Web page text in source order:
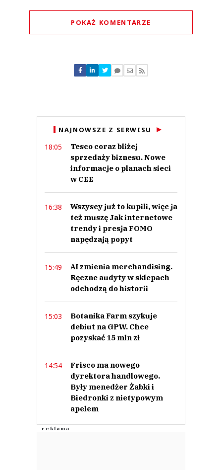
POKAŻ KOMENTARZE
Nie znaleziono komentarzy
Zostaw swoje komentarze
NAJNOWSZE Z SERWISU
18:05
Tesco coraz bliżej
sprzedaży biznesu. Nowe
informacje o planach sieci
w CEE
16:38
Wszyscy już to kupili, więc ja
też muszę Jak internetowe
trendy i presja FOMO
napędzają popyt
15:49
AI zmienia merchandising.
Ręczne audyty w sklepach
odchodzą do historii
15:03
Botanika Farm szykuje
debiut na GPW. Chce
pozyskać 15 mln zł
14:54
Frisco ma nowego
dyrektora handlowego.
Były menedżer Żabki i
Biedronki z nietypowym
apelem